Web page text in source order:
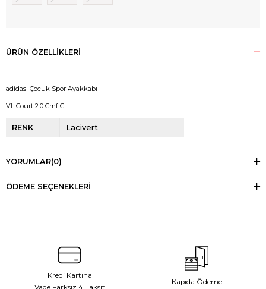
ÜRÜN ÖZELLIKLERI
adidas Çocuk Spor Ayakkabı
VL Court 2.0 Cmf C
RENK Lacivert
YORUMLAR(0)
ÖDEME SEÇENEKLERI
Kredi Kartına
Vade Farksız 4 Taksit
Kapıda Ödeme